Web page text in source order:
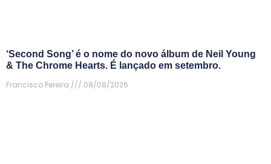
‘Second Song’ é o nome do novo álbum de Neil Young
& The Chrome Hearts. É lançado em setembro.
Francisco Pereira
08/08/2026